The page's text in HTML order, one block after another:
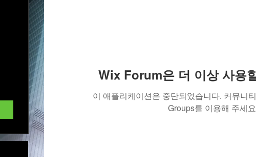
Wix Forum은 더 이상 사용
이 애플리케이션은 중단되었습니다. 커뮤니
Groups를 이용해 주세